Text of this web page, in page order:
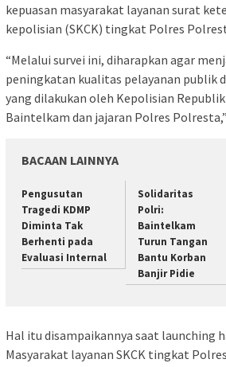
kepuasan masyarakat layanan surat
kepolisian (SKCK) tingkat Polres
“Melalui survei ini, diharapkan agar
peningkatan kualitas pelayanan publik
yang dilakukan oleh Kepolisian
Baintelkam dan jajaran Polres
BACAAN LAINNYA
Pengusutan
Tragedi KDMP
Diminta Tak
Berhenti pada
Evaluasi Internal
Solidaritas
Polri:
Baintelkam
Turun Tangan
Bantu Korban
Banjir Pidie
Hal itu disampaikannya saat launching
Masyarakat layanan SKCK tingkat